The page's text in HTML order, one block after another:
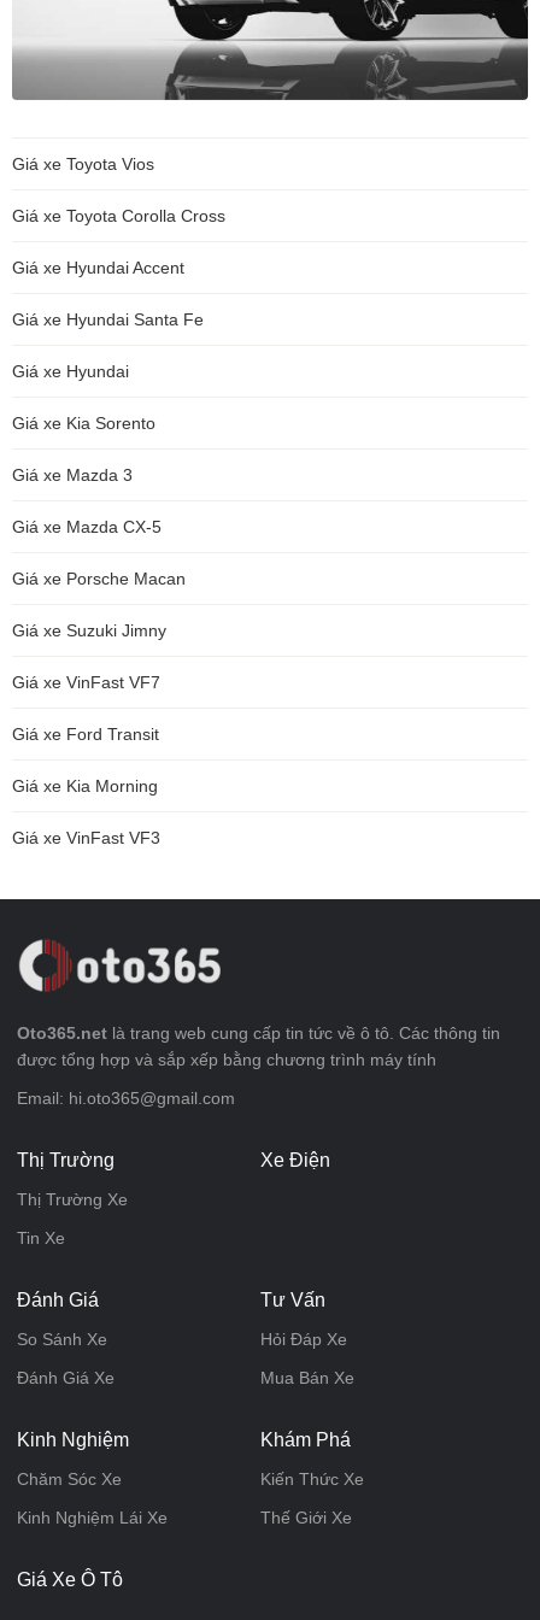
Giá xe Toyota Vios
Giá xe Toyota Corolla Cross
Giá xe Hyundai Accent
Giá xe Hyundai Santa Fe
Giá xe Hyundai
Giá xe Kia Sorento
Giá xe Mazda 3
Giá xe Mazda CX-5
Giá xe Porsche Macan
Giá xe Suzuki Jimny
Giá xe VinFast VF7
Giá xe Ford Transit
Giá xe Kia Morning
Giá xe VinFast VF3
Oto365.net là trang web cung cấp tin tức về ô tô. Các thông tin
được tổng hợp và sắp xếp bằng chương trình máy tính
Email: hi.oto365@gmail.com
Thị Trường
Thị Trường Xe
Tin Xe
Xe Điện
Đánh Giá
So Sánh Xe
Đánh Giá Xe
Tư Vấn
Hỏi Đáp Xe
Mua Bán Xe
Kinh Nghiệm
Chăm Sóc Xe
Kinh Nghiệm Lái Xe
Khám Phá
Kiến Thức Xe
Thế Giới Xe
Giá Xe Ô Tô